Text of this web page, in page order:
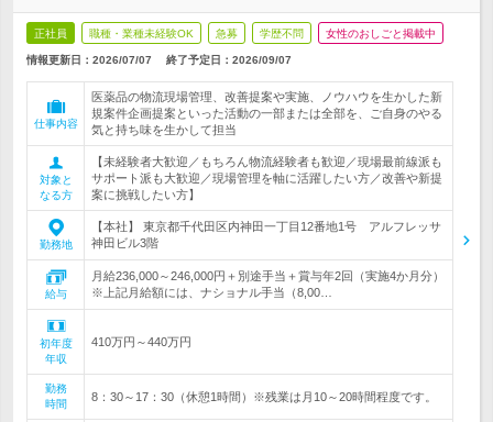
正社員 職種・業種未経験OK 急募 学歴不問 女性のおしごと掲載中
情報更新日：2026/07/07 終了予定日： 2026/09/07
仕事内容
医薬品の物流現場管理、改善提案や実施、ノウハウを生かした新
規案件企画提案といった活動の一部または全部を、ご自身のやる
気と持ち味を生かして担当
対象と
なる方
【未経験者大歓迎／もちろん物流経験者も歓迎／現場最前線派も
サポート派も大歓迎／現場管理を軸に活躍したい方／改善や新提
案に挑戦したい方】
勤務地
【本社】 東京都千代田区内神田一丁目12番地1号 アルフレッサ
神田ビル3階
給与
月給236,000～246,000円＋別途手当＋賞与年2回（実施4か月分）
※上記月給額には、ナショナル手当（8,00…
初年度
年収
410万円～440万円
勤務
時間
8：30～17：30（休憩1時間）※残業は月10～20時間程度です。